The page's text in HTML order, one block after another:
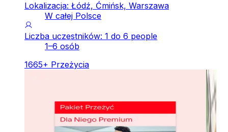
Lokalizacja: Łódź, Ćmińsk, Warszawa
W całej Polsce
Liczba uczestników: 1 do 6 people
1–6 osób
1665+ Przeżycia